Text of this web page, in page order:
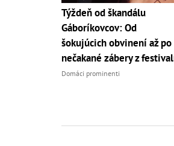
Týždeň od škandálu
Gáboríkovcov: Od
šokujúcich obvinení až po
nečakané zábery z
Domáci prominenti